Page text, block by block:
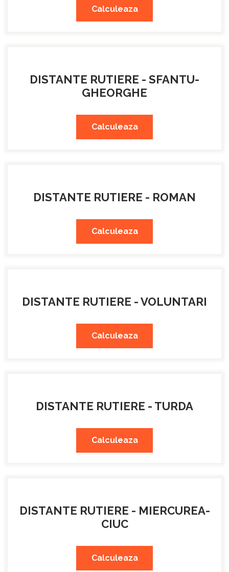
Calculeaza
DISTANTE RUTIERE - SFANTU-
GHEORGHE
Calculeaza
DISTANTE RUTIERE - ROMAN
Calculeaza
DISTANTE RUTIERE - VOLUNTARI
Calculeaza
DISTANTE RUTIERE - TURDA
Calculeaza
DISTANTE RUTIERE - MIERCUREA-
CIUC
Calculeaza